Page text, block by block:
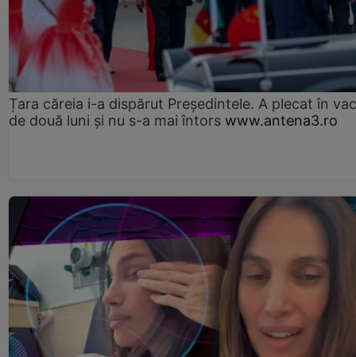
Țara căreia i-a dispărut Președintele. A plecat în
de două luni și nu s-a mai întors www.antena3.ro